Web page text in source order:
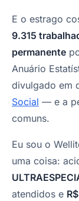
E o estrago
9.315
permanente
Anuário
divulgado em
Social — e a
comuns.
Eu sou o
uma coisa:
atendidos e